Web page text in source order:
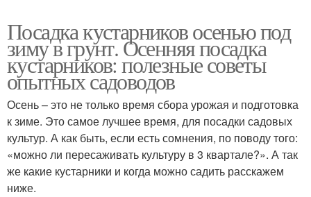
Посадка кустарников осенью под
зиму в грунт. Осенняя посадка
кустарников: полезные советы
опытных садоводов
Осень – это не только время сбора урожая и подготовка
к зиме. Это самое лучшее время, для посадки садовых
культур. А как быть, если есть сомнения, по поводу того:
«можно ли пересаживать культуру в 3 квартале?». А так
же какие кустарники и когда можно садить расскажем
ниже.